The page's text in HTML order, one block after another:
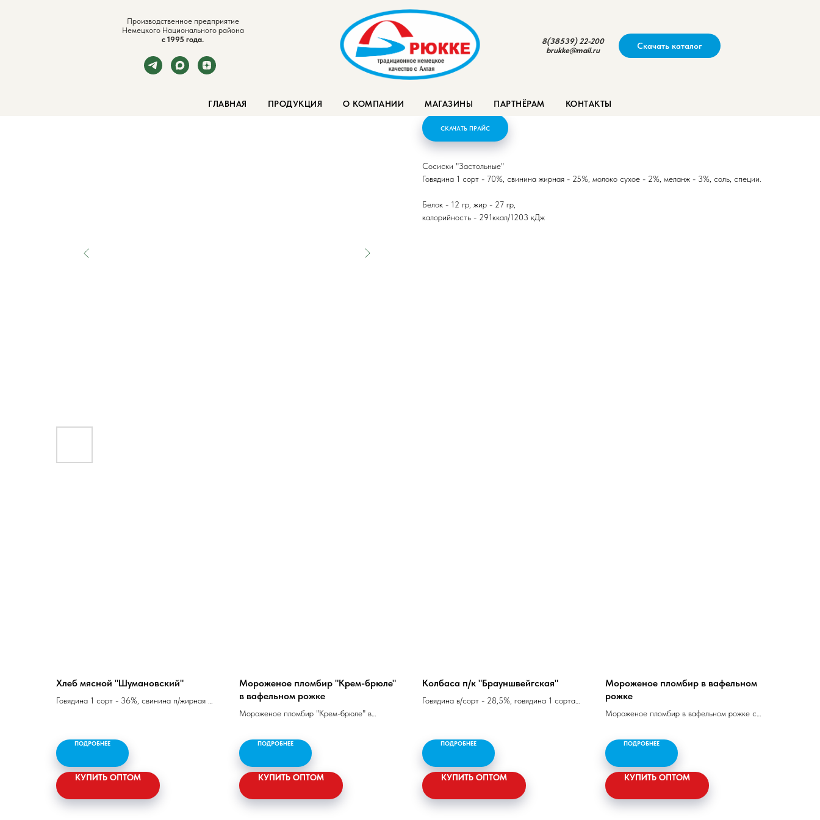
Производственное предприятие
Немецкого Национального района
с 1995 года.
8(38539) 22-200
brukke@mail.ru
Скачать каталог
ГЛАВНАЯ ПРОДУКЦИЯ О КОМПАНИИ МАГАЗИНЫ ПАРТНЁРАМ КОНТАКТЫ
СКАЧАТЬ ПРАЙС
Сосиски "Застольные"
Говядина 1 сорт - 70%, свинина жирная - 25%, молоко сухое - 2%, меланж - 3%, соль, специи.
Белок - 12 гр, жир - 27 гр,
калорийность - 291ккал/1203 кДж
Хлеб мясной "Шумановский"
Говядина 1 сорт - 36%, свинина п/жирная -
Белок - 13 гр, жир - 28 гр, калорийность -
308 ккал/1290 кДж
ПОДРОБНЕЕ
КУПИТЬ ОПТОМ
Мороженое пломбир "Крем-брюле"
в вафельном рожке
Мороженое пломбир "Крем-брюле" в
ПОДРОБНЕЕ
КУПИТЬ ОПТОМ
Колбаса п/к "Брауншвейгская"
Говядина в/сорт - 28,5%, говядина 1 сорта -
Белок - 8 гр, жир - 40 гр,
калорийность - 392 ккал/1642 кДж
ПОДРОБНЕЕ
КУПИТЬ ОПТОМ
Мороженое пломбир в вафельном
рожке
Мороженое пломбир в вафельном рожке с
ПОДРОБНЕЕ
КУПИТЬ ОПТОМ